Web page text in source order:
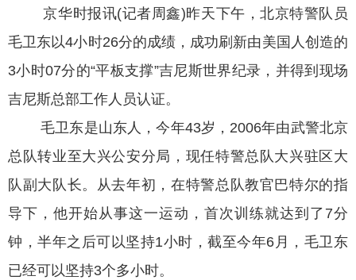
京华时报讯(记者周鑫)昨天下午，北京特警队员
毛卫东以4小时26分的成绩，成功刷新由美国人创造的
3小时07分的“平板支撑”吉尼斯世界纪录，并得到现场
吉尼斯总部工作人员认证。
毛卫东是山东人，今年43岁，2006年由武警北京
总队转业至大兴公安分局，现任特警总队大兴驻区大
队副大队长。从去年初，在特警总队教官巴特尔的指
导下，他开始从事这一运动，首次训练就达到了7分
钟，半年之后可以坚持1小时，截至今年6月，毛卫东
已经可以坚持3个多小时。